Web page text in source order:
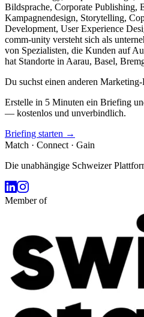
Bildsprache, Corporate Publishing,
Kampagnendesign, Storytelling,
Development, User Experience
comm-unity versteht sich als
von Spezialisten, die Kunden auf
hat Standorte in Aarau, Basel,
Du suchst einen anderen
Erstelle in 5 Minuten ein Briefing
— kostenlos und unverbindlich.
Briefing starten →
Match · Connect · Gain
Die unabhängige Schweizer
Member of